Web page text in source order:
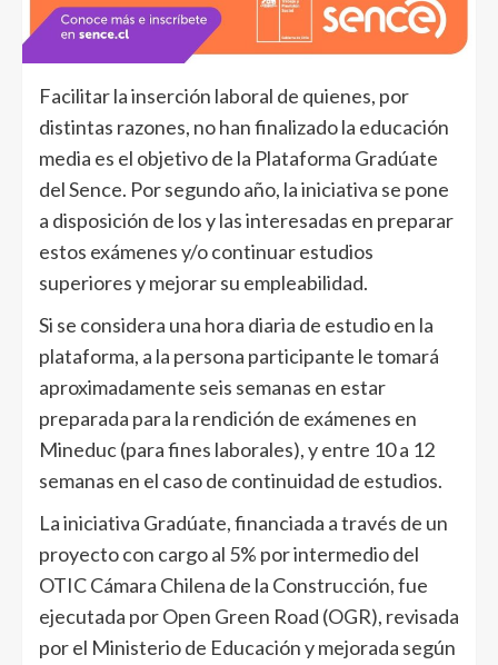
Facilitar la inserción laboral de quienes, por
distintas razones, no han finalizado la educación
media es el objetivo de la Plataforma Gradúate
del Sence. Por segundo año, la iniciativa se pone
a disposición de los y las interesadas en preparar
estos exámenes y/o continuar estudios
superiores y mejorar su empleabilidad.
Si se considera una hora diaria de estudio en la
plataforma, a la persona participante le tomará
aproximadamente seis semanas en estar
preparada para la rendición de exámenes en
Mineduc (para fines laborales), y entre 10 a 12
semanas en el caso de continuidad de estudios.
La iniciativa Gradúate, financiada a través de un
proyecto con cargo al 5% por intermedio del
OTIC Cámara Chilena de la Construcción, fue
ejecutada por Open Green Road (OGR), revisada
por el Ministerio de Educación y mejorada según